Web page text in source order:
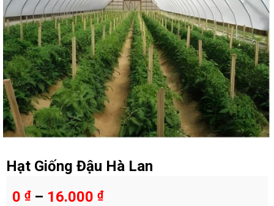
Hạt Giống Đậu Hà Lan
0 ₫– 16.000 ₫